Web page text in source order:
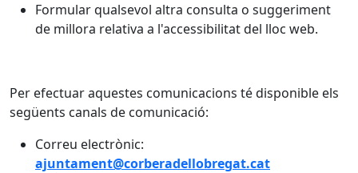
Formular qualsevol altra consulta o suggeriment
de millora relativa a l'accessibilitat del lloc web.
Per efectuar aquestes comunicacions té disponible els
següents canals de comunicació:
Correu electrònic:
ajuntament@corberadellobregat.cat